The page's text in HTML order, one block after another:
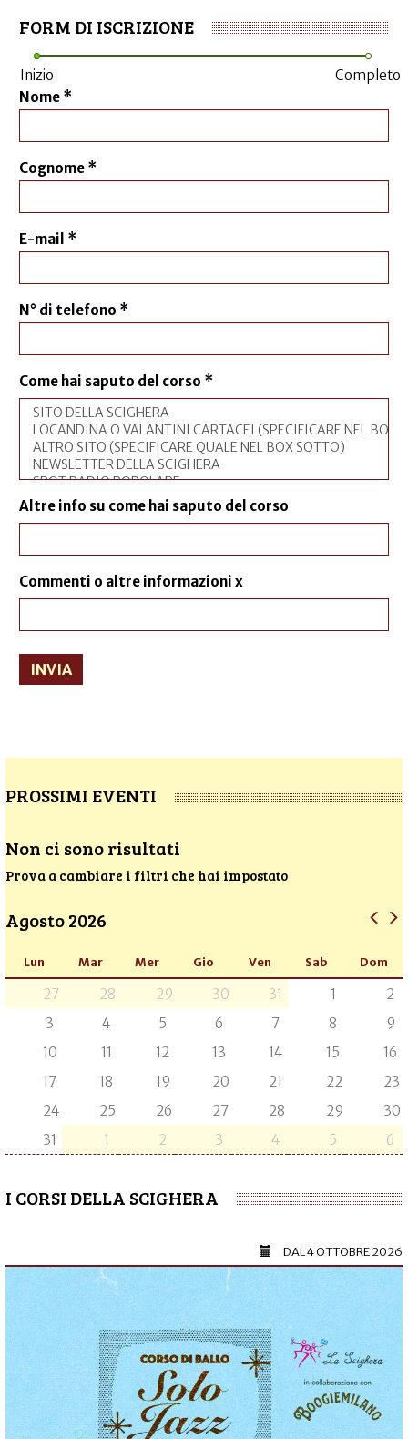
FORM DI ISCRIZIONE
Inizio
Completo
Nome *
Cognome *
E-mail *
N° di telefono *
Come hai saputo del corso *
Altre info su come hai saputo del corso
Commenti o altre informazioni x
INVIA
PROSSIMI EVENTI
Non ci sono risultati
Prova a cambiare i filtri che hai impostato
Agosto 2026
Lun Mar Mer Gio Ven Sab Dom
27 28 29 30 31 1
2
3
4 5 6 7 8
9
10
11 12 13 14 15
16
17
18 19 20 21 22
23
24
25 26 27 28 29
30
31
1 2 3 4 5 6
I CORSI DELLA SCIGHERA
DAL4 OTTOBRE 2026